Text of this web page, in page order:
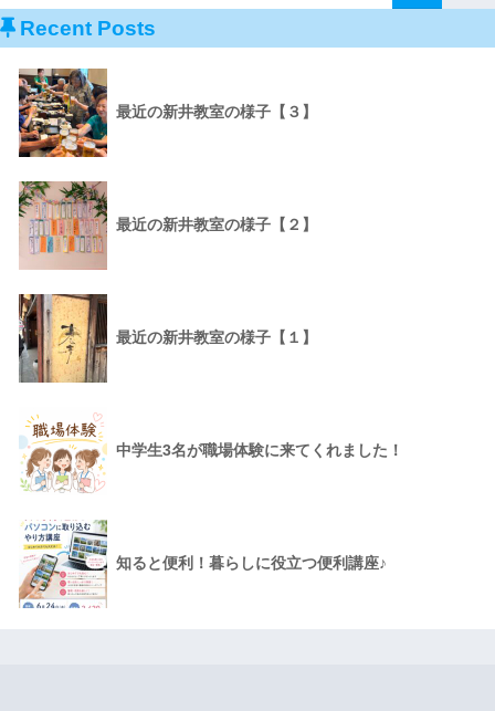
Recent Posts
最近の新井教室の様子【３】
最近の新井教室の様子【２】
最近の新井教室の様子【１】
中学生3名が職場体験に来てくれました！
知ると便利！暮らしに役立つ便利講座♪